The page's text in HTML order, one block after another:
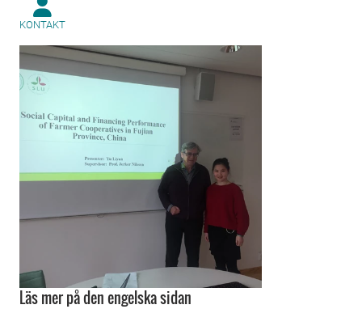
KONTAKT
Läs mer på den engelska sidan